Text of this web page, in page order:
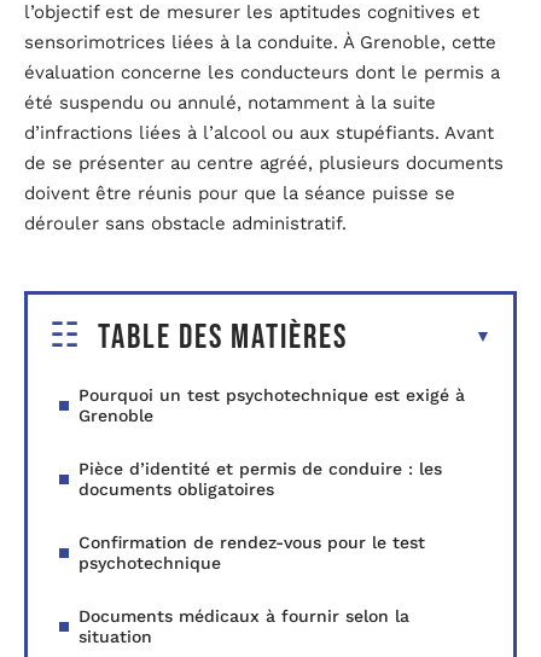
l’objectif est de mesurer les aptitudes cognitives et
sensorimotrices liées à la conduite. À Grenoble, cette
évaluation concerne les conducteurs dont le permis a
été suspendu ou annulé, notamment à la suite
d’infractions liées à l’alcool ou aux stupéfiants. Avant
de se présenter au centre agréé, plusieurs documents
doivent être réunis pour que la séance puisse se
dérouler sans obstacle administratif.
Table des matières
Pourquoi un test psychotechnique est exigé à
Grenoble
Pièce d’identité et permis de conduire : les
documents obligatoires
Confirmation de rendez-vous pour le test
psychotechnique
Documents médicaux à fournir selon la
situation